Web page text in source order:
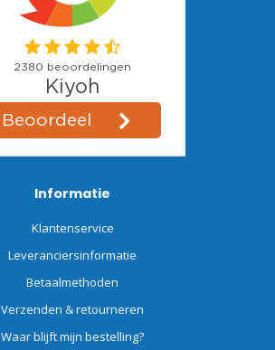
Informatie
Klantenservice
Leveranciersinformatie
Betaalmethoden
Verzenden & retourneren
Waar blijft mijn bestelling?